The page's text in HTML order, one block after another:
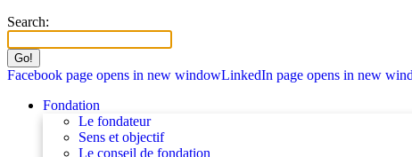
Search:
Facebook page opens in new windowLinkedIn page opens in new
Fondation
Le fondateur
Sens et objectif
Le conseil de fondation